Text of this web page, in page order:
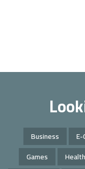
Business
Games
Health